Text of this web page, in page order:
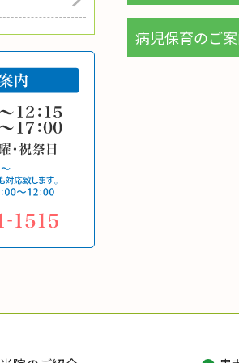
病児保育のご